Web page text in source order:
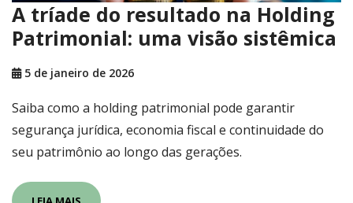
A tríade do resultado na Holding
Patrimonial: uma visão sistêmica
5 de janeiro de 2026
Saiba como a holding patrimonial pode garantir
segurança jurídica, economia fiscal e continuidade do
seu patrimônio ao longo das gerações.